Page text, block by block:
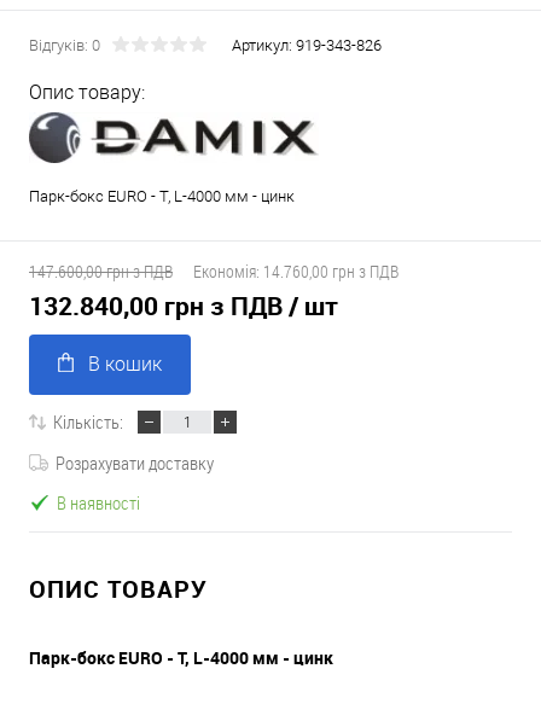
Відгуків: 0 Артикул: 919-343-826
Опис товару:
Парк-бокс EURO - T, L-4000 мм - цинк
147.600,00 грн з ПДВ Економія: 14.760,00 грн з ПДВ
132.840,00 грн з ПДВ/ шт
В кошик
Кількість:
Розрахувати доставку
В наявності
ОПИС ТОВАРУ
Парк-бокс EURO - T, L-4000 мм - цинк